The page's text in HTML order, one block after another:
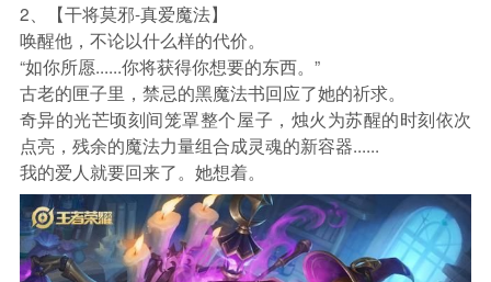
2、【干将莫邪-真爱魔法】
唤醒他，不论以什么样的代价。
“如你所愿......你将获得你想要的东西。”
古老的匣子里，禁忌的黑魔法书回应了她的祈求。
奇异的光芒顷刻间笼罩整个屋子，烛火为苏醒的时刻依次
点亮，残余的魔法力量组合成灵魂的新容器......
我的爱人就要回来了。她想着。